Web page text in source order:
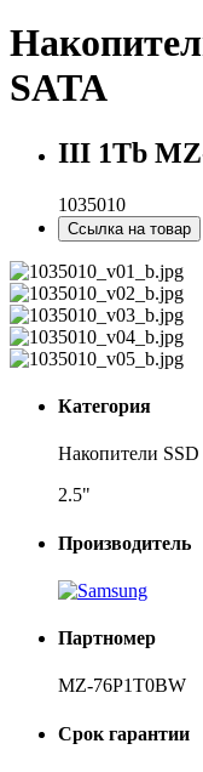
SATA
III 1Tb
1035010
Ссылка на товар
Категория
Накопители SSD
2.5"
Производитель
Партномер
MZ-76P1T0BW
Срок гарантии